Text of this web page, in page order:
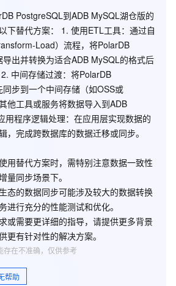
PostgreSQL到ADB MySQL湖仓版的
下替代方案： 1. 使用ETL工具：通过自
Load）流程，将PolarDB
出并转换为适合ADB MySQL的格式后
中间存储过渡：将PolarDB
步到一个中间存储（如OSS或
他工具或服务将数据导入到ADB
用程序逻辑处理：在应用层实现数据的
，完成跨数据库的数据迁移或同步。
用替代方案时，需特别注意数据一致性
量同步场景下。
态的数据同步可能涉及较大的数据转换
进行充分的性能测试和优化。
或需要更详细的指导，请提供更多背景
更有针对性的解决方案。
帮助
存在不准确，仅供参考